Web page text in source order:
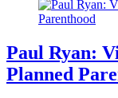
Paul Ryan:
Planned